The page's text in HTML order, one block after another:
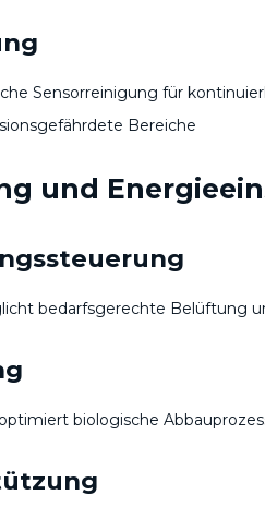
Sensorreinigung für
Bereiche
und
bedarfsgerechte Belüftung
biologische